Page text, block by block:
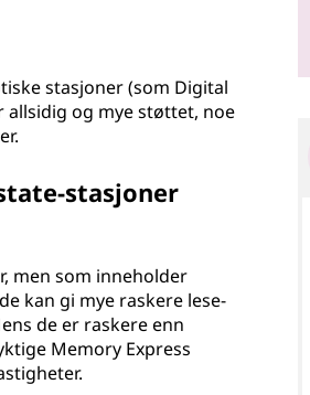
stasjoner (som Digital
allsidig og mye støttet, noe
stasjoner
men som inneholder
kan gi mye raskere lese-
de er raskere enn
Memory Express